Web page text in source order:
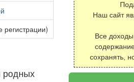
регистрации)
родных
Наш сайт
Все
сохранять,